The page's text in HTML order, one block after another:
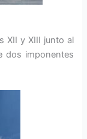
XII y XIII junto al
dos imponentes